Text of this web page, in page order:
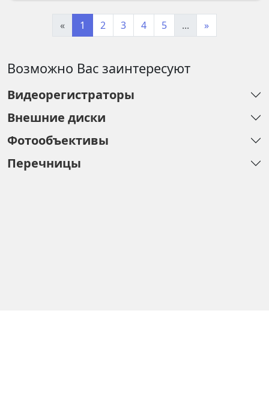
« 1 2 3 4 5 ... »
Возможно Вас заинтересуют
Видеорегистраторы
Внешние диски
Фотообъективы
Перечницы